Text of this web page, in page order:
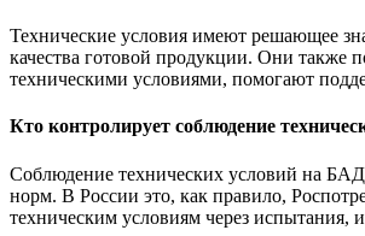
Технические условия имеют решающее
качества готовой продукции. Они также
техническими условиями, помогают
Кто контролирует соблюдение
Соблюдение технических условий на
норм. В России это, как правило,
техническим условиям через испытания,